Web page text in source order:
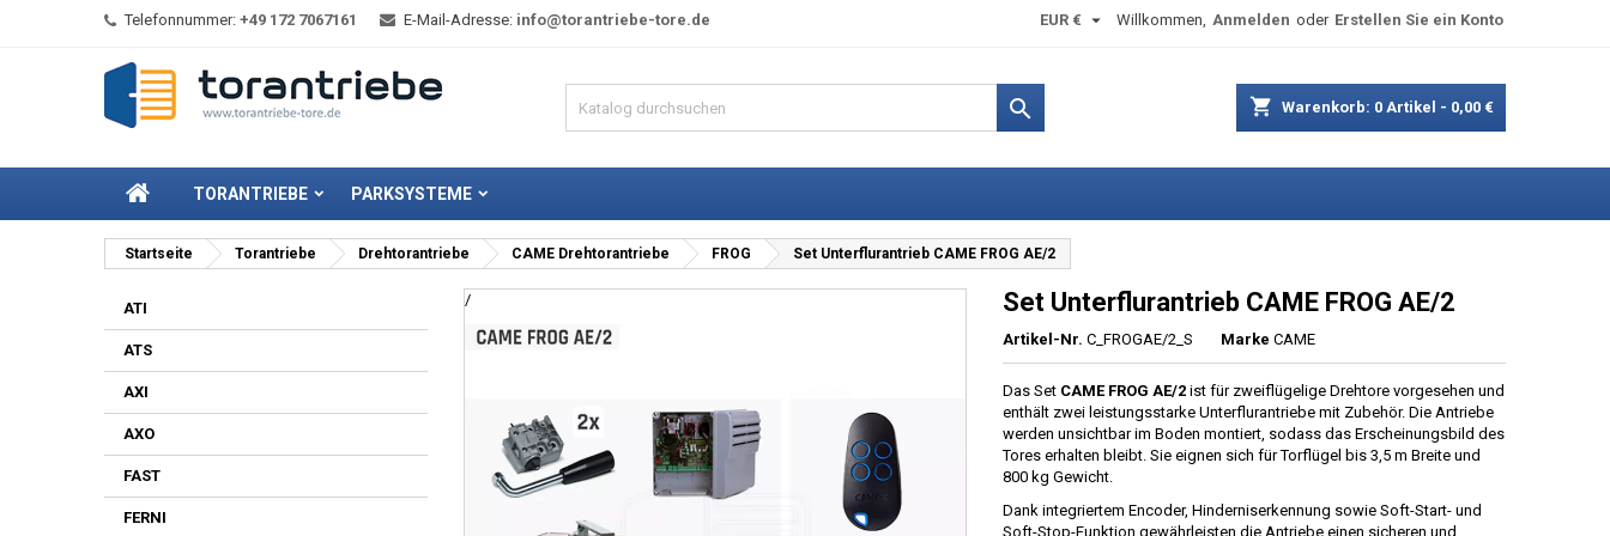
Telefonnummer: +49 172 7067161 E-Mail-Adresse: info@torantriebe-tore.de Willkommen, Anmelden oder Erstellen Sie ein Konto
EUR € 
shopping_cart Warenkorb: 0 Artikel - 0,00 €

TORANTRIEBE PARKSYSTEME
Startseite Torantriebe Drehtorantriebe CAME Drehtorantriebe FROG Set Unterflurantrieb CAME FROG AE/2
ATI
ATS
AXI
AXO
FAST
FERNI
/ Set Unterflurantrieb CAME FROG AE/2
Artikel-Nr. C_FROGAE/2_S Marke CAME
Das Set CAME FROG AE/2 ist für zweiflügelige Drehtore vorgesehen und
enthält zwei leistungsstarke Unterflurantriebe mit Zubehör. Die Antriebe
werden unsichtbar im Boden montiert, sodass das Erscheinungsbild des
Tores erhalten bleibt. Sie eignen sich für Torflügel bis 3,5 m Breite und
800 kg Gewicht.
Dank integriertem Encoder, Hinderniserkennung sowie Soft-Start- und
Soft-Stop-Funktion gewährleisten die Antriebe einen sicheren und